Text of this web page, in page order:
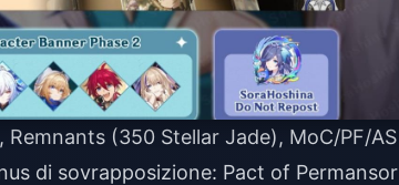
(350 Stellar Jade), MoC/PF/AS
di sovrapposizione: Pact of Permansor